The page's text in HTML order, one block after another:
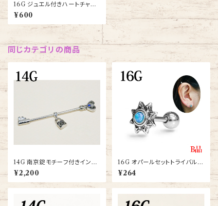
16G ジュエル付きハートチャー
ムバーベル(JA15898-16G-S
S)
¥600
同じカテゴリの商品
14G 南京錠モチーフ付きインダ
ストリアルバーベル(INDR-212
-14G-SS)
¥2,200
16G オパールセットトライバル太
陽モチーフバーベル【JA1040-1
6G-SS】
¥264